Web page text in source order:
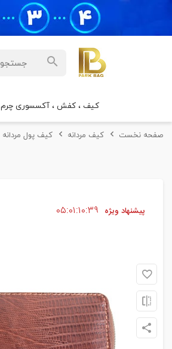
کیف ، کفش ، آکسسوری چرم
صفحه نخست کیف مردانه کیف پول مردانه
پیشنهاد ویژه ۰۵ ۰۱ ۱۰۳۸